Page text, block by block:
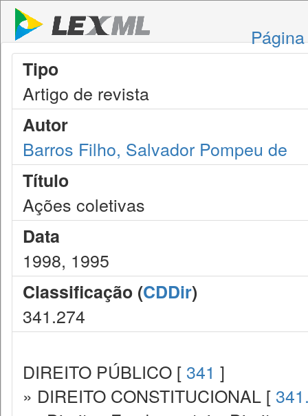
Tipo
Artigo de revista
Autor
Barros Filho, Salvador Pompeu de
Título
Ações coletivas
Data
1998, 1995
Classificação (CDDir)
341.274
DIREITO PÚBLICO [ 341 ]
» DIREITO CONSTITUCIONAL [